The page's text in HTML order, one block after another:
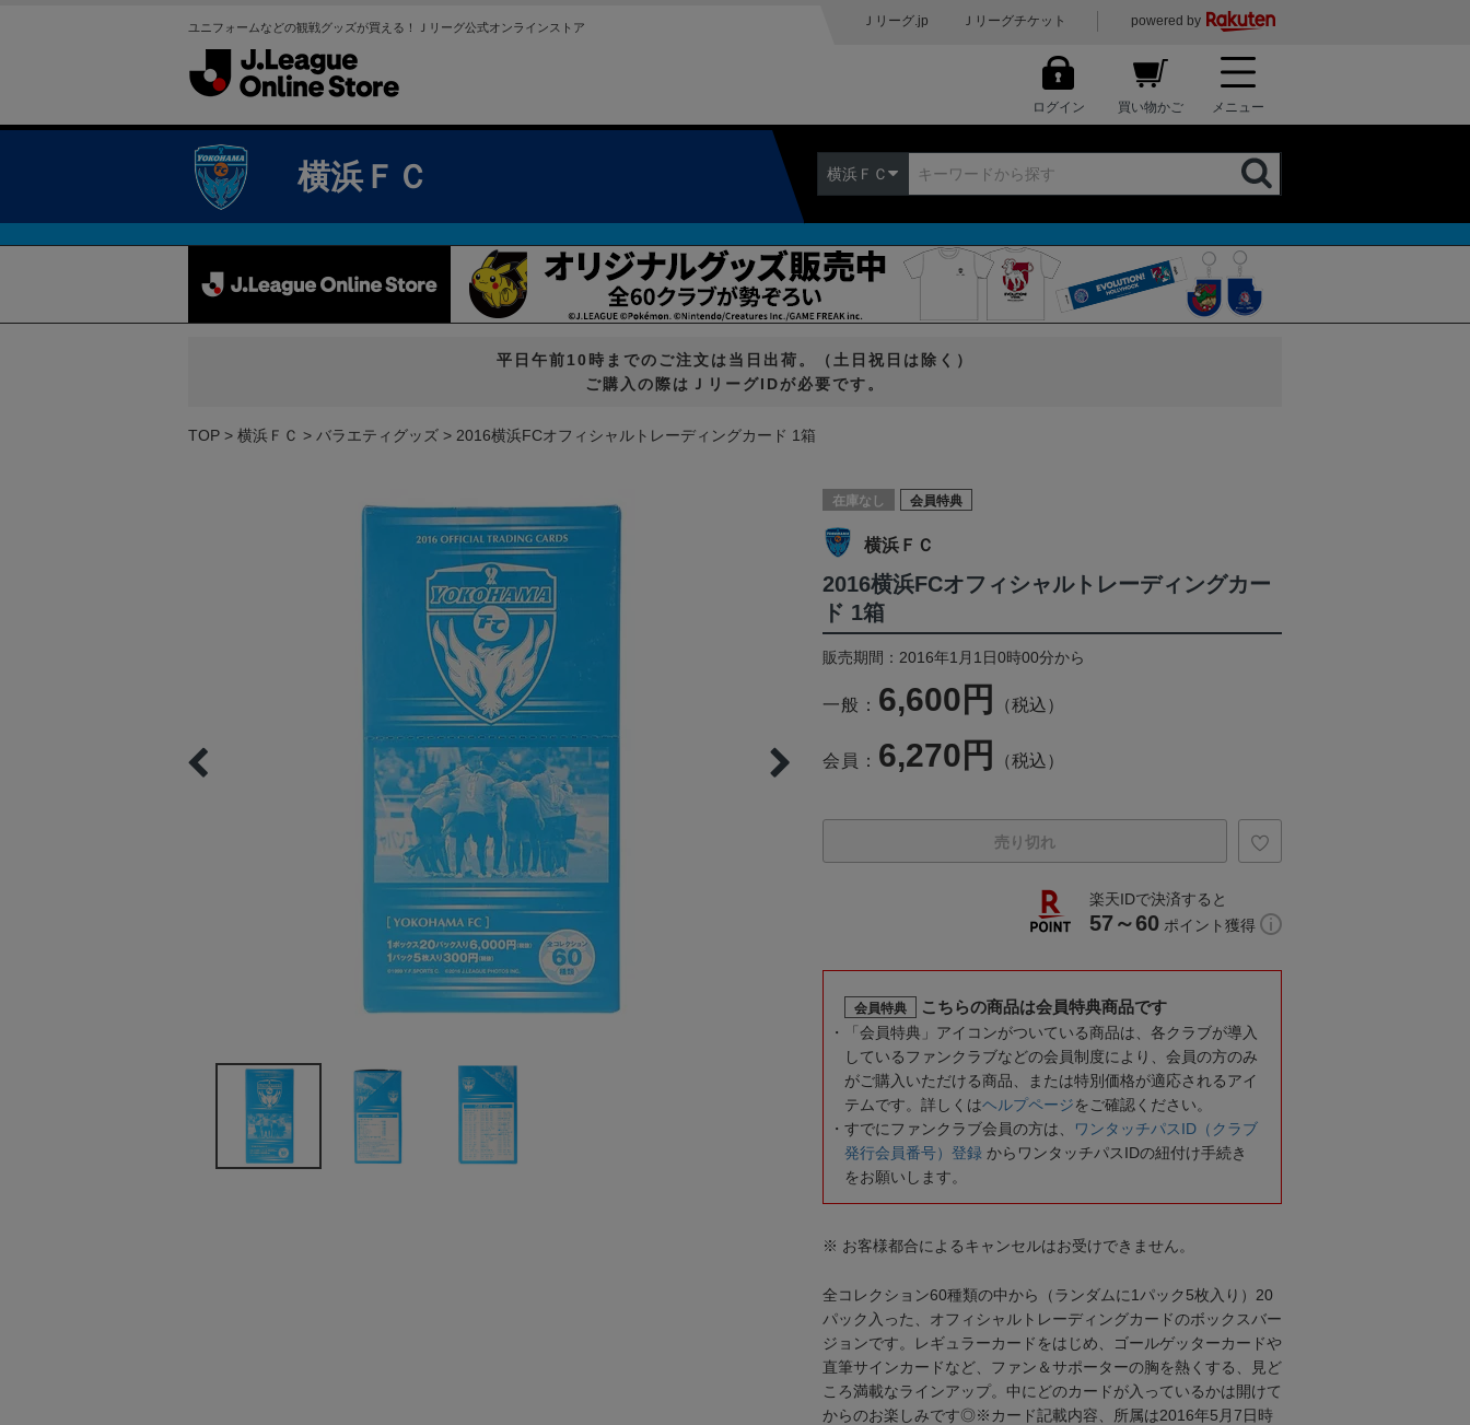
ユニフォームなどの観戦グッズが買える！Ｊリーグ公式オンラインストア Ｊリーグ.jp Ｊリーグチケット powered by
ログイン 買い物かご メニュー
横浜ＦＣ 横浜ＦＣ
平日午前10時までのご注文は当日出荷。（土日祝日は除く）
ご購入の際はＪリーグIDが必要です。
TOP 横浜ＦＣ バラエティグッズ 2016横浜FCオフィシャルトレーディングカード 1箱
在庫なし 会員特典
横浜ＦＣ
2016横浜FCオフィシャルトレーディングカー
ド 1箱
販売期間：2016年1月1日0時00分から
一般： 6,600円 （税込）
会員： 6,270円 （税込）
売り切れ
楽天IDで決済すると
57～60 ポイント獲得
会員特典 こちらの商品は会員特典商品です
「会員特典」アイコンがついている商品は、各クラブが導入
しているファンクラブなどの会員制度により、会員の方のみ
がご購入いただける商品、または特別価格が適応されるアイ
テムです。詳しくはヘルプページをご確認ください。
すでにファンクラブ会員の方は、
ワンタッチパスID（クラブ
発行会員番号）登録 からワンタッチパスIDの紐付け手続き
をお願いします。
※ お客様都合によるキャンセルはお受けできません。
全コレクション60種類の中から（ランダムに1パック5枚入り）20
パック入った、オフィシャルトレーディングカードのボックスバー
ジョンです。レギュラーカードをはじめ、ゴールゲッターカードや
直筆サインカードなど、ファン＆サポーターの胸を熱くする、見ど
ころ満載なラインアップ。中にどのカードが入っているかは開けて
からのお楽しみです◎※カード記載内容、所属は2016年5月7日時